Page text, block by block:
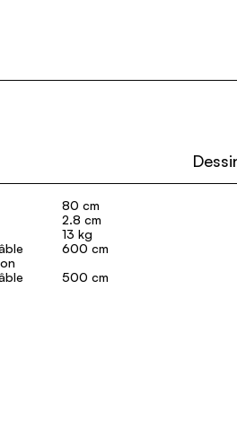
80 cm
2.8 cm
13 kg
600 cm
500 cm